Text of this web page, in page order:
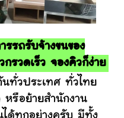
รรถรับจ้างขนของ
รวดเร็ว จองคิวก็ง่าย
ประเทศ ทั่วไทย
หรือย้ายสำนักงาน